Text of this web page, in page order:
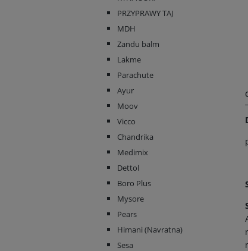
PRZYPRAWY TAJ
MDH
Zandu balm
Lakme
Parachute
Ayur
Moov
Vicco
Chandrika
Medimix
Dettol
Boro Plus
Mysore
Pears
Himani (Navratna)
Sesa